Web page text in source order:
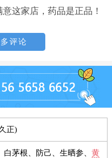
这家店，药品是正品！
评论
正)
、白茅根、防己、生晒参、 黄